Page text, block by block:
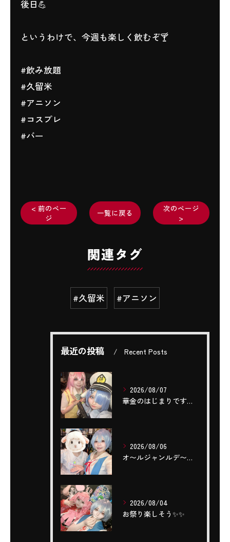
後日💪
というわけで、今週も楽しく飲むぞ🍸
#飲み放題
#久留米
#アニソン
#コスプレ
#バー
< 前のペー
ジ
一覧に戻る
次のページ
>
関連タグ
#久留米 #アニソン
最近の投稿 Recent Posts
2026/08/07
華金のはじまりですね(,,- -,,)❤️‍🔥❤️‍🔥❤️‍...
2026/08/06
‎オ〜ルジャンルデ〜〜🎤٩(ˊОˋ*)🎶
2026/08/04
お祭り楽しそう✨️✨️